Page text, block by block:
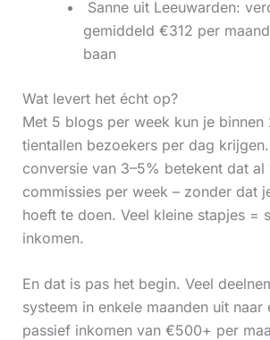
Sanne uit Leeuwarden:
gemiddeld €312 per
baan
Wat levert het écht op?
Met 5 blogs per week kun je binnen
tientallen bezoekers per dag
conversie van 3–5% betekent dat al
commissies per week – zonder dat
hoeft te doen. Veel kleine stapjes =
inkomen.
En dat is pas het begin. Veel
systeem in enkele maanden uit naar
passief inkomen van €500+ per